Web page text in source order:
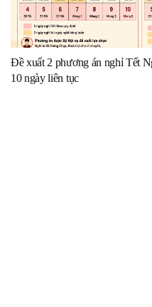
Đề xuất 2 phương án nghỉ Tết
10 ngày liên tục